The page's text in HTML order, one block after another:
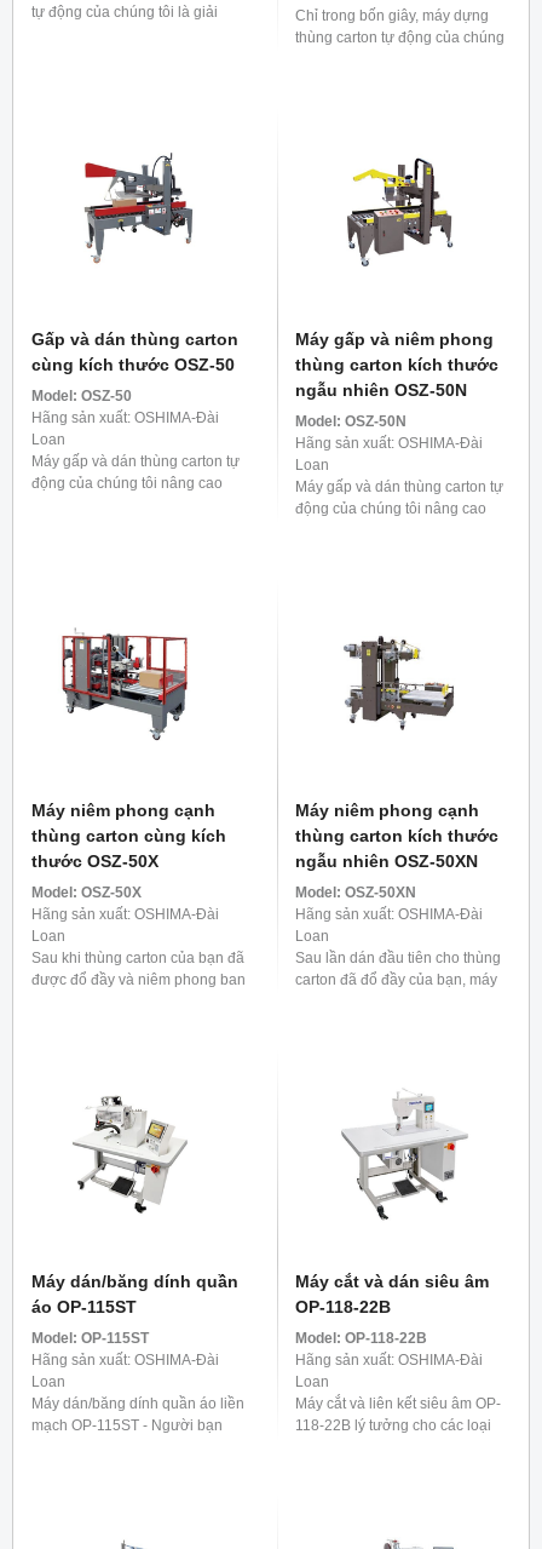
tự động của chúng tôi là giải
Chỉ trong bốn giây, máy dựng
thùng carton tự động của chúng
Gấp và dán thùng carton
cùng kích thước OSZ-50
Model: OSZ-50
Hãng sản xuất: OSHIMA-Đài
Loan
Máy gấp và dán thùng carton tự
động của chúng tôi nâng cao
Máy gấp và niêm phong
thùng carton kích thước
ngẫu nhiên OSZ-50N
Model: OSZ-50N
Hãng sản xuất: OSHIMA-Đài
Loan
Máy gấp và dán thùng carton tự
động của chúng tôi nâng cao
Máy niêm phong cạnh
thùng carton cùng kích
thước OSZ-50X
Model: OSZ-50X
Hãng sản xuất: OSHIMA-Đài
Loan
Sau khi thùng carton của bạn đã
được đổ đầy và niêm phong ban
Máy niêm phong cạnh
thùng carton kích thước
ngẫu nhiên OSZ-50XN
Model: OSZ-50XN
Hãng sản xuất: OSHIMA-Đài
Loan
Sau lần dán đầu tiên cho thùng
carton đã đổ đầy của bạn, máy
Máy dán/băng dính quần
áo OP-115ST
Model: OP-115ST
Hãng sản xuất: OSHIMA-Đài
Loan
Máy dán/băng dính quần áo liền
mạch OP-115ST - Người bạn
Máy cắt và dán siêu âm
OP-118-22B
Model: OP-118-22B
Hãng sản xuất: OSHIMA-Đài
Loan
Máy cắt và liên kết siêu âm OP-
118-22B lý tưởng cho các loại